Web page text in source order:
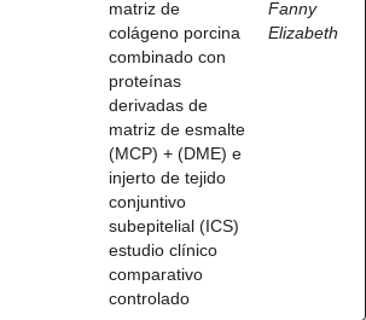
matriz de
colágeno porcina
combinado con
proteínas
derivadas de
matriz de esmalte
(MCP) + (DME) e
injerto de tejido
conjuntivo
subepitelial (ICS)
estudio clínico
comparativo
controlado
Fanny
Elizabeth